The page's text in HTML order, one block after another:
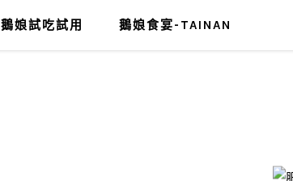
鵝娘試吃試用 鵝娘食宴-TAINAN